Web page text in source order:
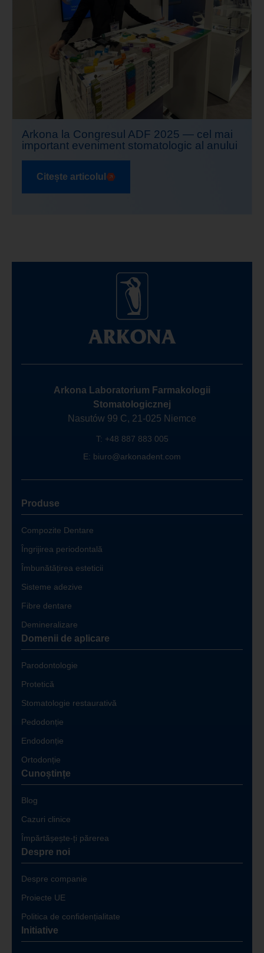
Arkona la Congresul ADF 2025 — cel mai
important eveniment stomatologic al anului
Citește articolul
Arkona Laboratorium Farmakologii
Stomatologicznej
Nasutów 99 C, 21-025 Niemce
T: +48 887 883 005
E: biuro@arkonadent.com
Produse
Compozite Dentare
Îngrijirea periodontală
Îmbunătățirea esteticii
Sisteme adezive
Fibre dentare
Demineralizare
Domenii de aplicare
Parodontologie
Protetică
Stomatologie restaurativă
Pedodonție
Endodonție
Ortodonție
Cunoștințe
Blog
Cazuri clinice
Împărtășește-ți părerea
Despre noi
Despre companie
Proiecte UE
Politica de confidențialitate
Initiative